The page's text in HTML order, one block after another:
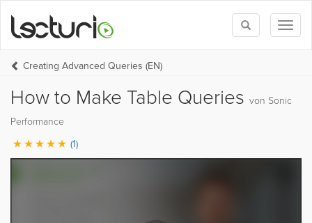
Toggle
search
Creating Advanced Queries (EN)
How to Make Table Queries von Sonic
Performance
(1)